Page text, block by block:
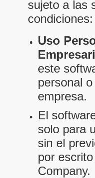
sujeto a las
condiciones:
Uso
este
personal
empresa.
El
solo para
sin el
por
Company.